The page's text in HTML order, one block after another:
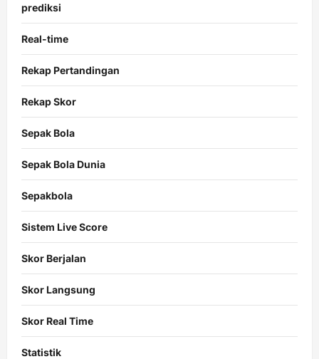
prediksi
Real-time
Rekap Pertandingan
Rekap Skor
Sepak Bola
Sepak Bola Dunia
Sepakbola
Sistem Live Score
Skor Berjalan
Skor Langsung
Skor Real Time
Statistik